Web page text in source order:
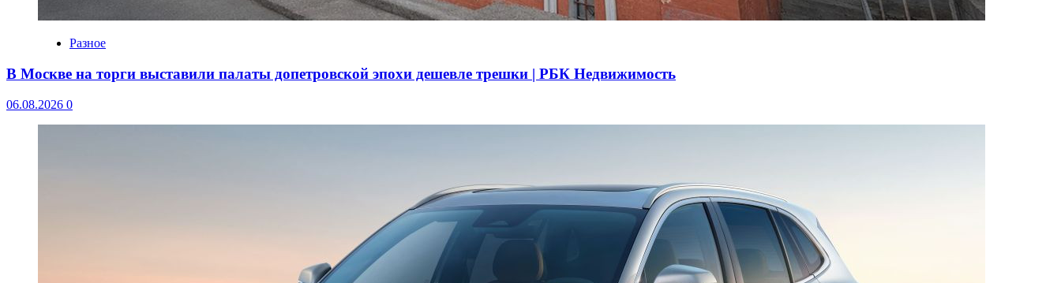
Разное
В Москве на торги выставили палаты допетровской эпохи дешевле трешки | РБК Недвижимость
06.08.2026 0